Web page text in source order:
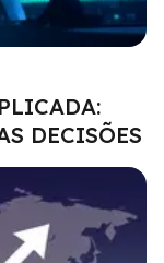
DECISÕES